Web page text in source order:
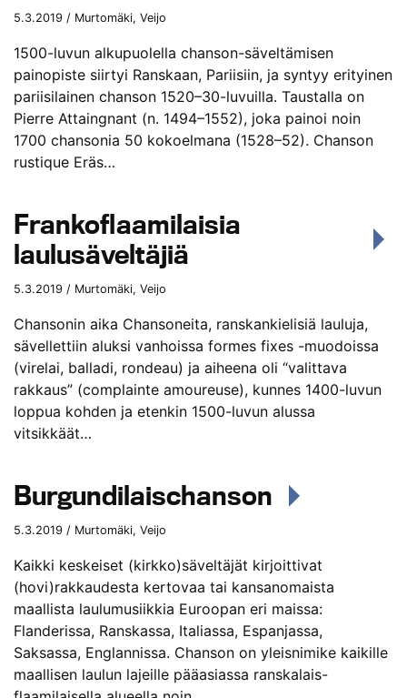
5.3.2019 / Murtomäki, Veijo
1500-luvun alkupuolella chanson-säveltämisen
painopiste siirtyi Ranskaan, Pariisiin, ja syntyy erityinen
pariisilainen chanson 1520–30-luvuilla. Taustalla on
Pierre Attaingnant (n. 1494–1552), joka painoi noin
1700 chansonia 50 kokoelmana (1528–52). Chanson
rustique Eräs…
Frankoflaamilaisia
laulusäveltäjiä
5.3.2019 / Murtomäki, Veijo
Chansonin aika Chansoneita, ranskankielisiä lauluja,
sävellettiin aluksi vanhoissa formes fixes -muodoissa
(virelai, balladi, rondeau) ja aiheena oli “valittava
rakkaus” (complainte amoureuse), kunnes 1400-luvun
loppua kohden ja etenkin 1500-luvun alussa
vitsikkäät…
Burgundilaischanson
5.3.2019 / Murtomäki, Veijo
Kaikki keskeiset (kirkko)säveltäjät kirjoittivat
(hovi)rakkaudesta kertovaa tai kansanomaista
maallista laulumusiikkia Euroopan eri maissa:
Flanderissa, Ranskassa, Italiassa, Espanjassa,
Saksassa, Englannissa. Chanson on yleisnimike kaikille
maallisen laulun lajeille pääasiassa ranskalais-